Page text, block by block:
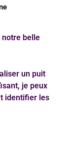
notre belle
un puit
je peux
identifier les